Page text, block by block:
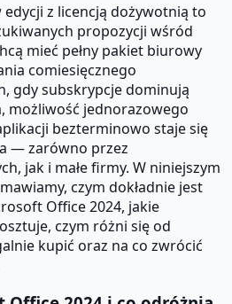
z licencją dożywotnią to
propozycji wśród
mieć pełny pakiet biurowy
comiesięcznego
gdy subskrypcje dominują
możliwość jednorazowego
bezterminowo staje się
— zarówno przez
jak i małe firmy. W niniejszym
czym dokładnie jest
Office 2024, jakie
czym różni się od
kupić oraz na co zwrócić